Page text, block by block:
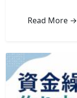
し
か
ら
入
金
ま
Read More →